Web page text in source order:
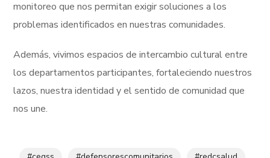
monitoreo que nos permitan exigir soluciones a los
problemas identificados en nuestras comunidades.
Además, vivimos espacios de intercambio cultural entre
los departamentos participantes, fortaleciendo nuestros
lazos, nuestra identidad y el sentido de comunidad que
nos une.